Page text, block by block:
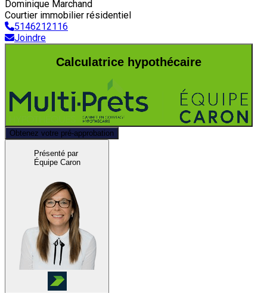
Dominique Marchand
Courtier immobilier résidentiel
5146212116
Joindre
Calculatrice hypothécaire
Obtenez votre pré-approbation
Présenté par
Équipe Caron